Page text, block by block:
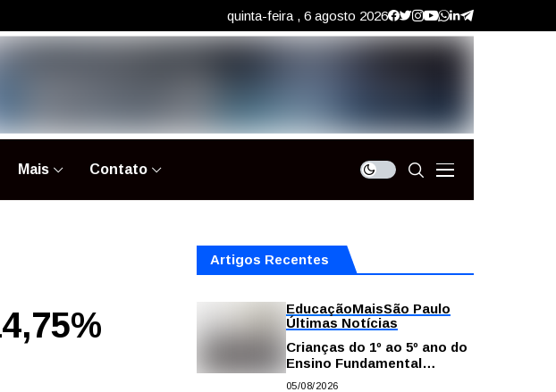
quinta-feira , 6 agosto 2026
Mais Contato
Artigos Recentes
EducaçãoMaisSão Paulo
Últimas Notícias
Crianças do 1º ao 5º ano do
Ensino Fundamental
contam com plataformas
05/08/2026